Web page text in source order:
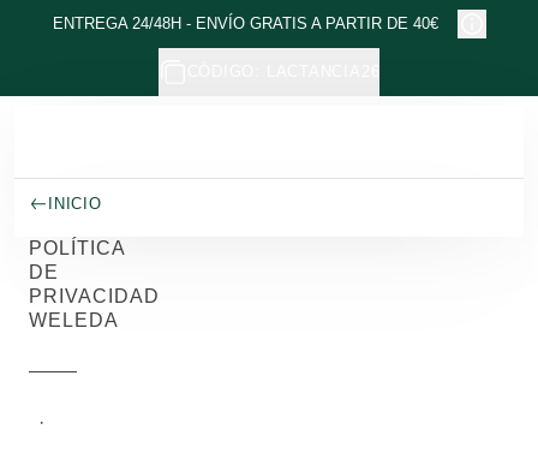
Ir al contenido principal
ENTREGA 24/48H - ENVÍO GRATIS A PARTIR DE 40€
INICIO
POLÍTICA
DE
PRIVACIDAD
WELEDA
·